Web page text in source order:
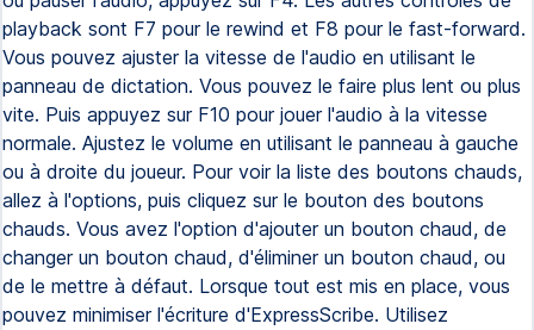
playback sont F7 pour le rewind et F8 pour le fast-forward.
Vous pouvez ajuster la vitesse de l'audio en utilisant le
panneau de dictation. Vous pouvez le faire plus lent ou plus
vite. Puis appuyez sur F10 pour jouer l'audio à la vitesse
normale. Ajustez le volume en utilisant le panneau à gauche
ou à droite du joueur. Pour voir la liste des boutons chauds,
allez à l'options, puis cliquez sur le bouton des boutons
chauds. Vous avez l'option d'ajouter un bouton chaud, de
changer un bouton chaud, d'éliminer un bouton chaud, ou
de le mettre à défaut. Lorsque tout est mis en place, vous
pouvez minimiser l'écriture d'ExpressScribe. Utilisez